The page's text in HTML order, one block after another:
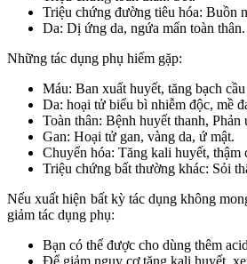
Triệu chứng đường tiêu hóa: Buồn
Da: Dị ứng da, ngứa mẩn toàn thân.
Những tác dụng phụ hiếm gặp:
Máu: Ban xuất huyết, tăng bạch
Da: hoại tử biểu bì nhiễm độc, mề
Toàn thân: Bệnh huyết thanh, Phản
Gan: Hoại tử gan, vàng da, ứ mật.
Chuyển hóa: Tăng kali huyết, thậm
Triệu chứng bất thường khác: Sỏi
Nếu xuất hiện bất kỳ tác dụng không
giảm tác dụng phụ:
Bạn có thể được cho dùng thêm
Để giảm nguy cơ tăng kali huyết,